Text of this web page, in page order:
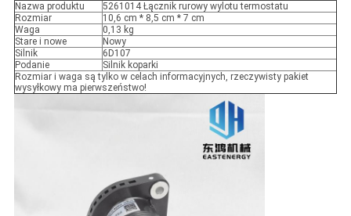
Nazwa produktu
5261014 Łącznik rurowy wylotu termostatu
Rozmiar
10,6 cm * 8,5 cm * 7 cm
Waga
0,13 kg
Stare i nowe
Nowy
Silnik
6D107
Podanie
Silnik koparki
Rozmiar i waga są tylko w celach informacyjnych, rzeczywisty pakiet
wysyłkowy ma pierwszeństwo!